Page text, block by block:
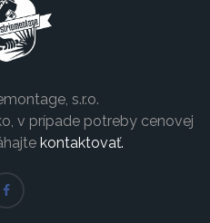
s.r.o.
v prípade potreby cenovej
kontaktovať.